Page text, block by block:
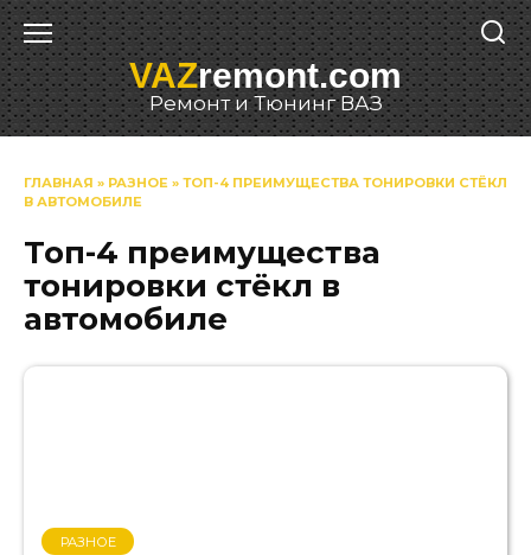
Перейти
к
содержаниюVAZremont.com
Ремонт и Тюнинг ВАЗ
ГЛАВНАЯ » РАЗНОЕ » ТОП-4 ПРЕИМУЩЕСТВА ТОНИРОВКИ СТЁКЛ
В АВТОМОБИЛЕ
Топ-4 преимущества
тонировки стёкл в
автомобиле
РАЗНОЕ